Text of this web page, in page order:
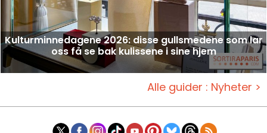
Kulturminnedagene 2026: disse gullsmedene som lar
oss få se bak kulissene i sine hjem
Alle guider : Nyheter >